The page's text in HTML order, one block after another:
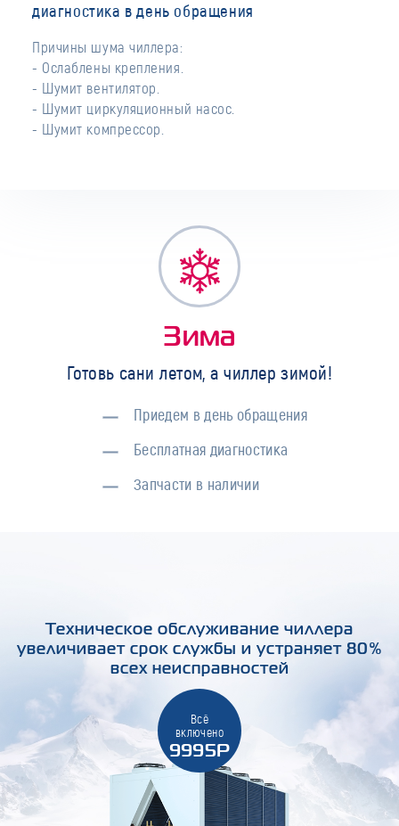
диагностика в день обращения
Причины шума чиллера:
- Ослаблены крепления.
- Шумит вентилятор.
- Шумит циркуляционный насос.
- Шумит компрессор.
Зима
Готовь сани летом, а чиллер зимой!
Приедем в день обращения
Бесплатная диагностика
Запчасти в наличии
Техническое обслуживание чиллера
увеличивает срок службы и устраняет 80%
всех неисправностей
Всё
включено
9995Р